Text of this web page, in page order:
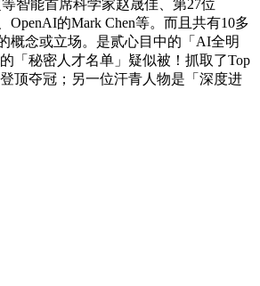
智能首席科学家赵晟佳、第27位
的Mark Chen等。而且共有10多
概念或立场。是贰心目中的「AI全明
「秘密人才名单」疑似被！抓取了Top
顶夺冠；另一位汗青人物是「深度进